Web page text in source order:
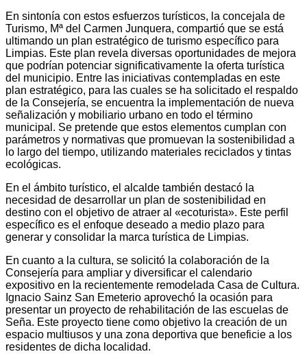
En sintonía con estos esfuerzos turísticos, la concejala de
Turismo, Mª del Carmen Junquera, compartió que se está
ultimando un plan estratégico de turismo específico para
Limpias. Este plan revela diversas oportunidades de mejora
que podrían potenciar significativamente la oferta turística
del municipio. Entre las iniciativas contempladas en este
plan estratégico, para las cuales se ha solicitado el respaldo
de la Consejería, se encuentra la implementación de nueva
señalización y mobiliario urbano en todo el término
municipal. Se pretende que estos elementos cumplan con
parámetros y normativas que promuevan la sostenibilidad a
lo largo del tiempo, utilizando materiales reciclados y tintas
ecológicas.
En el ámbito turístico, el alcalde también destacó la
necesidad de desarrollar un plan de sostenibilidad en
destino con el objetivo de atraer al «ecoturista». Este perfil
específico es el enfoque deseado a medio plazo para
generar y consolidar la marca turística de Limpias.
En cuanto a la cultura, se solicitó la colaboración de la
Consejería para ampliar y diversificar el calendario
expositivo en la recientemente remodelada Casa de Cultura.
Ignacio Sainz San Emeterio aprovechó la ocasión para
presentar un proyecto de rehabilitación de las escuelas de
Seña. Este proyecto tiene como objetivo la creación de un
espacio multiusos y una zona deportiva que beneficie a los
residentes de dicha localidad.